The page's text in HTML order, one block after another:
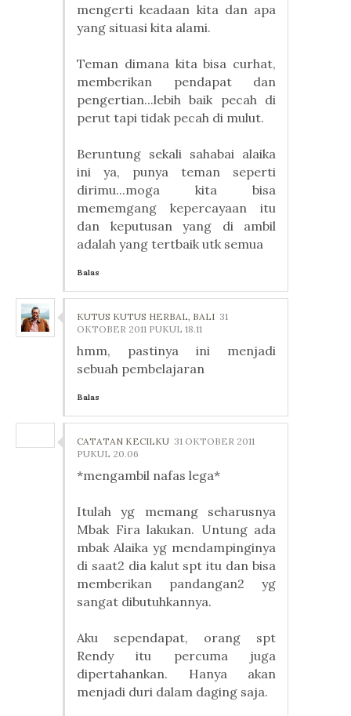
mengerti keadaan kita dan apa
yang situasi kita alami.
Teman dimana kita bisa curhat,
memberikan pendapat dan
pengertian...lebih baik pecah di
perut tapi tidak pecah di mulut.
Beruntung sekali sahabai alaika
ini ya, punya teman seperti
dirimu...moga kita bisa
mememgang kepercayaan itu
dan keputusan yang di ambil
adalah yang tertbaik utk semua
Balas
KUTUS KUTUS HERBAL, BALI 31
OKTOBER 2011 PUKUL 18.11
hmm, pastinya ini menjadi
sebuah pembelajaran
Balas
CATATAN KECILKU 31 OKTOBER 2011
PUKUL 20.06
*mengambil nafas lega*
Itulah yg memang seharusnya
Mbak Fira lakukan. Untung ada
mbak Alaika yg mendampinginya
di saat2 dia kalut spt itu dan bisa
memberikan pandangan2 yg
sangat dibutuhkannya.
Aku sependapat, orang spt
Rendy itu percuma juga
dipertahankan. Hanya akan
menjadi duri dalam daging saja.